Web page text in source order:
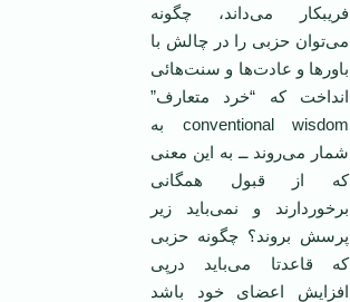
فريبكار می‌داند، چگونه
می‌توان حزبی را در چالش با
باورها و عادت‌ها و سنت‌هائی
انداخت كه “خرد متعارف”
conventional wisdom به
شمار می‌روند ــ به اين معنی
كه از قبول همگانی
برخوردارند و نمی‌بايد زير
پرسش بروند؟ چگونه حزبی
كه قاعدتا می‌بايد درپی
افزايش اعضای خود باشد